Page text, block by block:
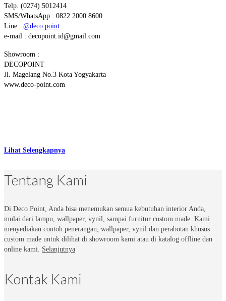
Telp. (0274) 5012414
SMS/WhatsApp : 0822 2000 8600
Line : @deco.point
e-mail : decopoint.id@gmail.com
Showroom :
DECOPOINT
Jl. Magelang No.3 Kota Yogyakarta
www.deco-point.com
Lihat Selengkapnya
Tentang Kami
Di Deco Point, Anda bisa menemukan semua kebutuhan interior Anda,
mulai dari lampu, wallpaper, vynil, sampai furnitur custom made. Kami
menyediakan contoh penerangan, wallpaper, vynil dan perabotan khusus
custom made untuk dilihat di showroom kami atau di katalog offline dan
online kami. Selanjutnya
Kontak Kami